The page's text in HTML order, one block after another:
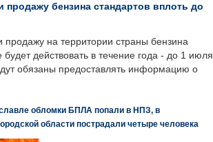
бензина стандартов вплоть до
продажу на территории страны бензина
действовать в течение года - до 1 июля
обязаны предоставлять информацию о
обломки БПЛА попали в НПЗ, в
области пострадали четыре человека